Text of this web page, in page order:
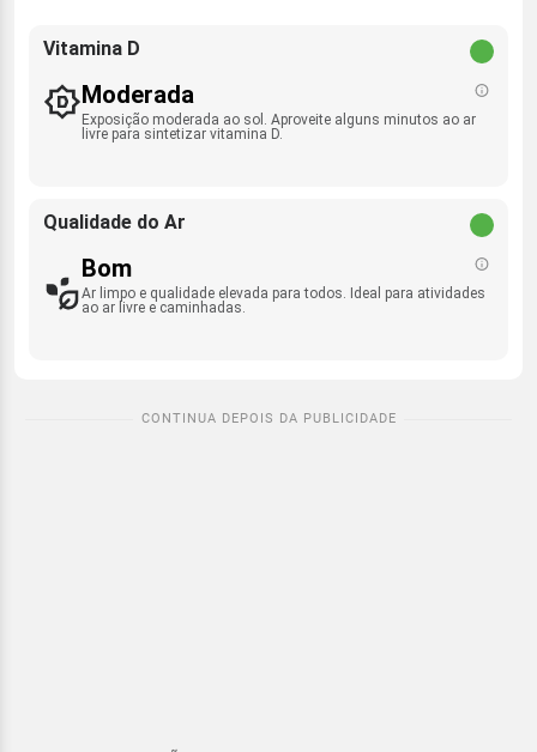
Vitamina D
Moderada
Exposição moderada ao sol. Aproveite alguns minutos ao ar
livre para sintetizar vitamina D.
Qualidade do Ar
Bom
Ar limpo e qualidade elevada para todos. Ideal para atividades
ao ar livre e caminhadas.